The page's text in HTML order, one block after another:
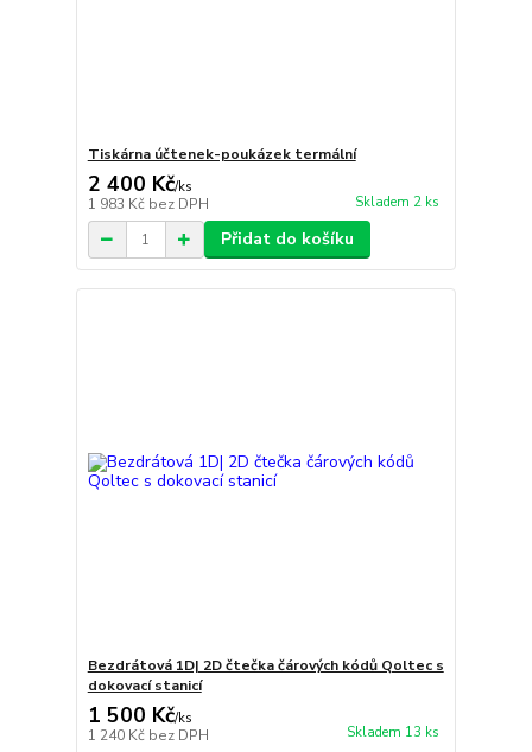
Tiskárna účtenek-poukázek termální
2 400 Kč/ks
1 983 Kč bez DPH Skladem 2 ks
Přidat do košíku
Bezdrátová 1D| 2D čtečka čárových kódů Qoltec s
dokovací stanicí
1 500 Kč/ks
1 240 Kč bez DPH Skladem 13 ks